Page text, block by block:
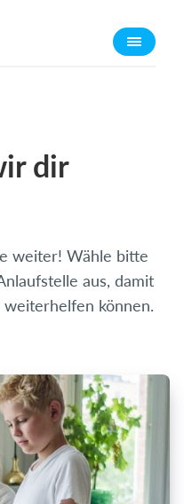
dir
weiter! Wähle bitte
aus, damit
können.